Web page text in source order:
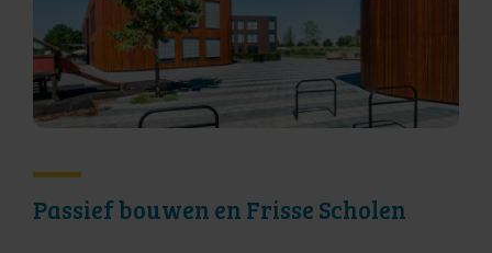
Passief bouwen en Frisse Scholen